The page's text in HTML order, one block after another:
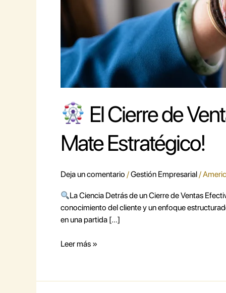
El Cierre de
Mate Estratégico!
Deja un comentario /Gestión Empresarial/
La Ciencia Detrás de un Cierre de Ventas
conocimiento del cliente y un enfoque
en una partida […]
Leer más »